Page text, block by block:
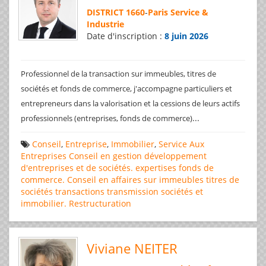
DISTRICT 1660-Paris Service &
Industrie
Date d'inscription : 8 juin 2026
Professionnel de la transaction sur immeubles, titres de
sociétés et fonds de commerce, j'accompagne particuliers et
entrepreneurs dans la valorisation et la cessions de leurs actifs
professionnels (entreprises, fonds de commerce)...
Conseil, Entreprise, Immobilier, Service Aux
Entreprises Conseil en gestion développement
d'entreprises et de sociétés. expertises fonds de
commerce. Conseil en affaires sur immeubles titres de
sociétés transactions transmission sociétés et
immobilier. Restructuration
Viviane NEITER